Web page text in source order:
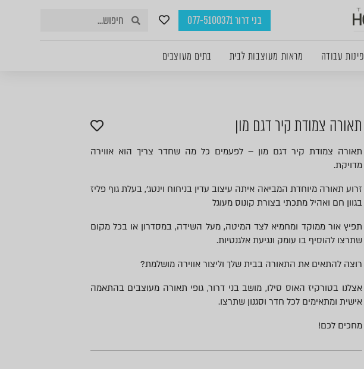
בני דרור 077-5100371
פינות עבודה מראות מעוצבות לבית בתים מעוצבים
תאורה צמודת קיר דגם מון
תאורה צמודת קיר דגם מון – לפעמים כל מה שחדר צריך הוא אווירה
מדויקת.
זרוע תאורה מיוחדת המביאה איתה עיצוב עדין בניחוח וינטג', בעלת גוף פליז
בגוון חם ואהיל מתכתי בצורת קונוס מעוגל
תפיץ אור ממוקד ומחמיא לצד המיטה, מעל השידה, במסדרון או בכל מקום
שתרצו להוסיף בו עומק ונגיעת אלגנטיות.
רוצה להתאים את התאורה בבית שלך וליצור אווירה מושלמת?
אצלנו בטורקיז האוס סילו, מושב בני דרור, גופי תאורה מעוצבים בהתאמה
אישית ומתאימים לכל חדר וסגנון שתרצו.
מחכים לכם!